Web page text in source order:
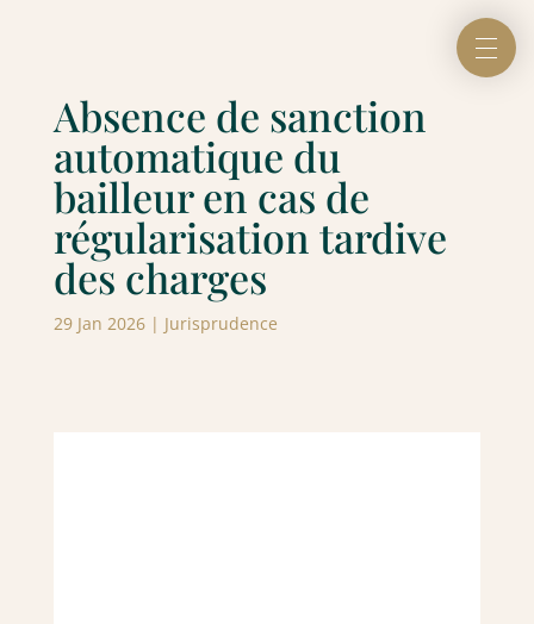
Absence de sanction
automatique du
bailleur en cas de
régularisation tardive
des charges
29 Jan 2026| Jurisprudence